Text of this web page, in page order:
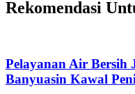
Rekomendasi
Pelayanan Air Bersih
Banyuasin Kawal